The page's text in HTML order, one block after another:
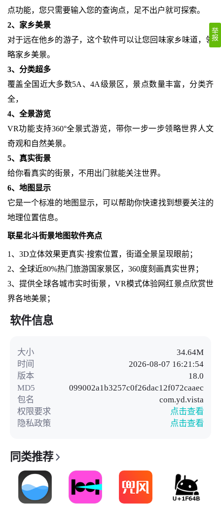
点功能，您只需要输入您的查询点，足不出户就可探索。
2、家乡美景
对于远在他乡的游子，这个软件可以让您回味家乡味道，领
略家乡美景。
3、分类超多
覆盖全国近大多数5A、4A级景区，景点数量丰富，分类齐
全，
4、全景游览
VR功能支持360°全景式游览，带你一步一步领略世界人文
奇观和自然美景。
5、真实街景
给你看真实的街景，不用出门就能关注世界。
6、地图显示
它是一个标准的地图显示，可以帮助你快速找到想要关注的
地理位置信息。
联星北斗街景地图软件亮点
1、3D立体效果更真实·搜索位置，街道全景呈现眼前；
2、全球近80%热门旅游国家景区，360度刻画真实世界；
3、提供全球各城市实时街景，VR模式体验网红景点欣赏世
界各地美景；
软件信息
大小
34.64M
时间
2026-08-07 16:21:54
版本
18.0
MD5
099002a1b3257c0f26dac12f072caaec
包名
com.yd.vista
权限要求
点击查看
隐私政策
点击查看
同类推荐
举
报